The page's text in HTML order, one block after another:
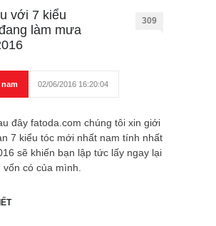
với 7 kiểu
làm mưa
309
02/06/2016 16:20:04
đây fatoda.com chúng tôi xin giới
7 kiểu tóc mới nhất nam tính nhất
sẽ khiến bạn lập tức lấy ngay lại
vốn có của mình.